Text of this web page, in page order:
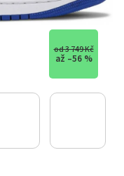
od 3 749 Kč
až –56 %